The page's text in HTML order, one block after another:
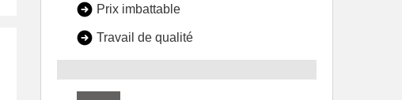
Prix imbattable
Travail de qualité